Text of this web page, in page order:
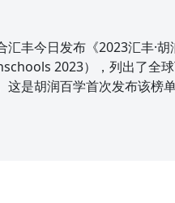
丰今日发布《2023汇丰·胡
2023），列出了全
是胡润百学首次发布该榜单